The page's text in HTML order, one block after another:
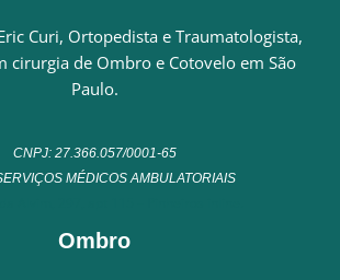
Curi, Ortopedista e Traumatologista,
cirurgia de Ombro e Cotovelo em São
Paulo.
CNPJ: 27.366.057/0001-65
MÉDICOS AMBULATORIAIS
Ombro